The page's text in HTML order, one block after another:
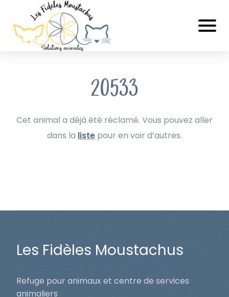
20533
Cet animal a déjà été réclamé. Vous pouvez aller
dans la liste pour en voir d’autres.
Les Fidèles Moustachus
Refuge pour animaux et centre de services
animaliers